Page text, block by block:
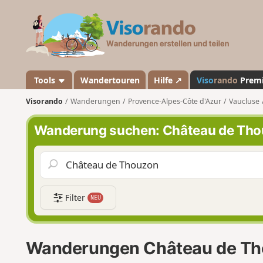
a
n
d
o
Tools Wandertouren Hilfe ↗ Visorando
Visorando Wanderungen Provence-Alpes-Côte d'Azur Vaucluse
Wanderung suchen: Château de
Filter NEU
Wanderungen Château de